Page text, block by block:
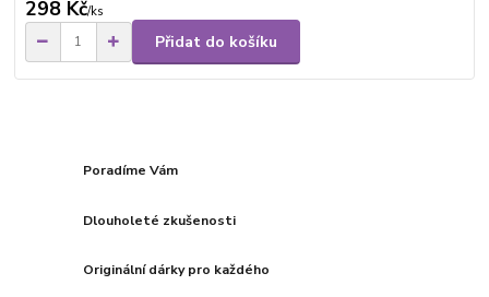
298 Kč/ks
Přidat do košíku
Poradíme Vám
Dlouholeté zkušenosti
Originální dárky pro každého